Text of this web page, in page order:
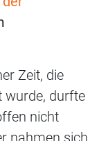
Zeit, die
wurde, durfte
nicht
nahmen sich